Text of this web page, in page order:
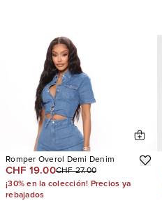
Romper Overol Demi Denim
CHF 19.00CHF 27.00
¡30% en la colección! Precios ya
rebajados